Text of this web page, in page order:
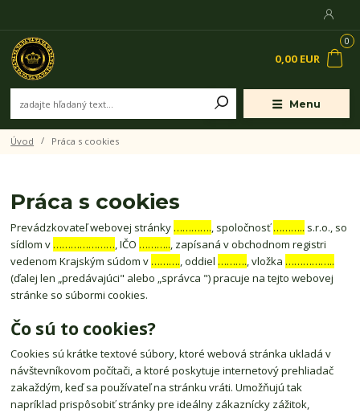
Menu
0
0,00 EUR
Úvod Práca s cookies
Práca s cookies
Prevádzkovateľ webovej stránky …………., spoločnosť……….. s.r.o., so
sídlom v …………………, IČO ……….., zapísaná v obchodnom registri
vedenom Krajským súdom v ………., oddiel ………., vložka ……………..
(ďalej len „predávajúci" alebo „správca ") pracuje na tejto webovej
stránke so súbormi cookies.
Čo sú to cookies?
Cookies sú krátke textové súbory, ktoré webová stránka ukladá v
návštevníkovom počítači, a ktoré poskytuje internetový prehliadač
zakaždým, keď sa používateľ na stránku vráti. Umožňujú tak
napríklad prispôsobiť stránky pre ideálny zákaznícky zážitok,